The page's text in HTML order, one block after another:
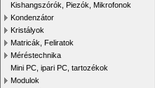
Kishangszórók, Piezók, Mikrofonok
Kondenzátor
Kristályok
Matricák, Feliratok
Méréstechnika
Mini PC, ipari PC, tartozékok
Modulok